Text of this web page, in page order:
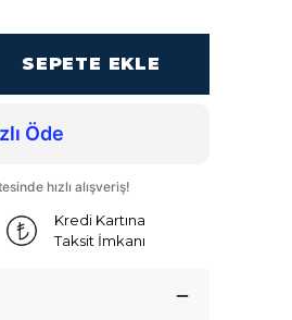
SEPETE EKLE
Kredi Kartına
Taksit İmkanı